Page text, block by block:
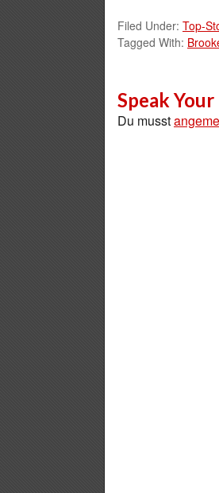
Filed Under: Top-
Tagged With:
Speak
Du musst